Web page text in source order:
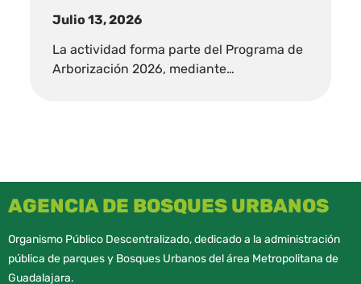
Julio 13, 2026
La actividad forma parte del Programa de
Arborización 2026, mediante…
AGENCIA DE BOSQUES URBANOS
Organismo Público Descentralizado, dedicado a la administración
pública de parques y Bosques Urbanos del área Metropolitana de
Guadalajara.